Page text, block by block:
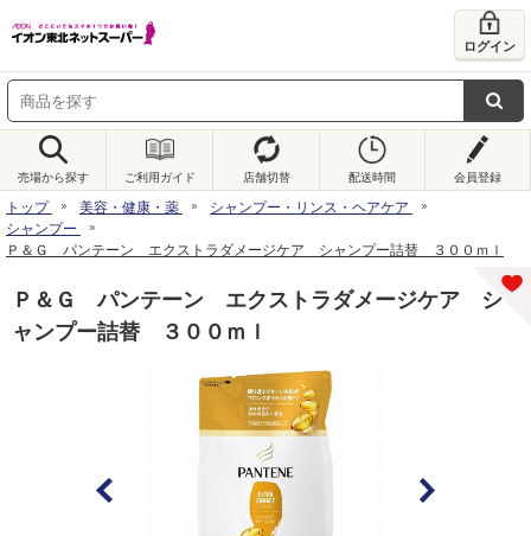
ログイン
売場から探す ご利用ガイド 店舗切替 配送時間 会員登録
トップ 美容・健康・薬
シャンプー・リンス・ヘアケア
シャンプー
Ｐ＆Ｇ パンテーン エクストラダメージケア シャンプー詰替 ３００ｍｌ
Ｐ＆Ｇ パンテーン エクストラダメージケア シ
ャンプー詰替 ３００ｍｌ